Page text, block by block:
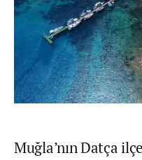
Muğla’nın Datça